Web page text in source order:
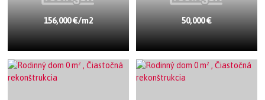
156,000 €/m2 50,000 €